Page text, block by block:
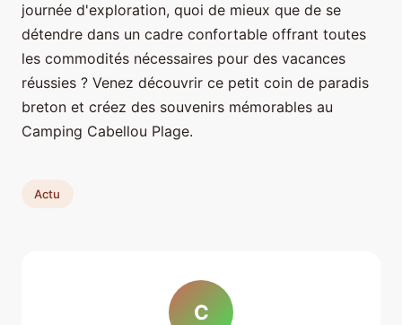
journée d'exploration, quoi de mieux que de se
détendre dans un cadre confortable offrant toutes
les commodités nécessaires pour des vacances
réussies ? Venez découvrir ce petit coin de paradis
breton et créez des souvenirs mémorables au
Camping Cabellou Plage.
Actu
C